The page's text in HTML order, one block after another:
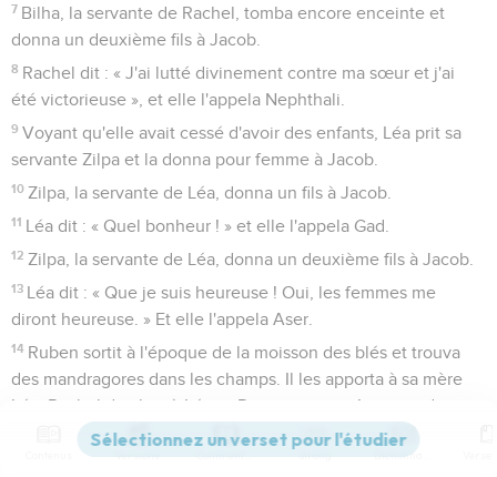
7 Bilha, la servante de Rachel, tomba encore enceinte et
donna un deuxième fils à Jacob.
8 Rachel dit : « J'ai lutté divinement contre ma sœur et j'ai
été victorieuse », et elle l'appela Nephthali.
9 Voyant qu'elle avait cessé d'avoir des enfants, Léa prit sa
servante Zilpa et la donna pour femme à Jacob.
10 Zilpa, la servante de Léa, donna un fils à Jacob.
11 Léa dit : « Quel bonheur ! » et elle l'appela Gad.
12 Zilpa, la servante de Léa, donna un deuxième fils à Jacob.
13 Léa dit : « Que je suis heureuse ! Oui, les femmes me
diront heureuse. » Et elle l'appela Aser.
14 Ruben sortit à l'époque de la moisson des blés et trouva
des mandragores dans les champs. Il les apporta à sa mère
Léa. Rachel dit alors à Léa : « Donne-moi, je t’en prie, des
mandragores de ton fils. »
Versions Commentaires Strong